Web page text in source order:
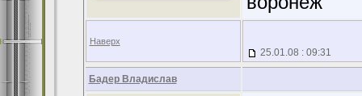
Наверх
25.01.08 : 09:31
Бадер Владислав